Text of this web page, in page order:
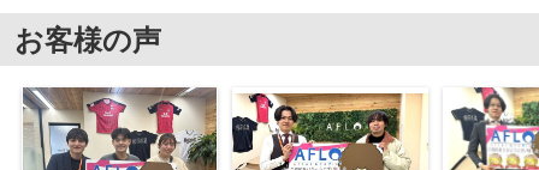
お客様の声